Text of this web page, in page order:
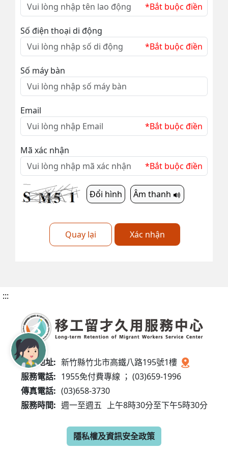
*Bắt buộc điền
Số điện thoại di động
*Bắt buộc điền
Số máy bàn
Email
*Bắt buộc điền
Mã xác nhận
*Bắt buộc điền
Đổi hình Âm thanh
Quay lại Xác nhận
:::
服務地址: 新竹縣竹北市高鐵八路195號1樓
服務電話: 1955免付費專線 ； (03)659-1996
傳真電話: (03)658-3730
服務時間: 週一至週五 上午8時30分至下午5時30分
隱私權及資訊安全政策